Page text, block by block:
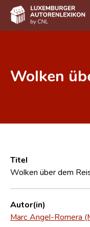
Häufige Fragen
CNL
Forschungsgruppe
Kontakt
Wolken
Titel
Wolken über dem
Autor(in)
Marc Angel-Romera